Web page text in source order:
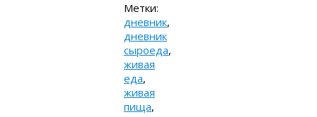
Метки:
дневник,
дневник
сыроеда,
живая
еда,
живая
пища,